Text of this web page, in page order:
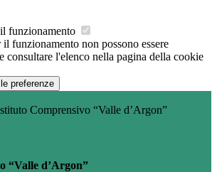
funzionamento
funzionamento non possono essere
consultare l'elenco nella pagina della cookie
preferenze
Comprensivo “Valle d’Argon”
“Valle d’Argon”